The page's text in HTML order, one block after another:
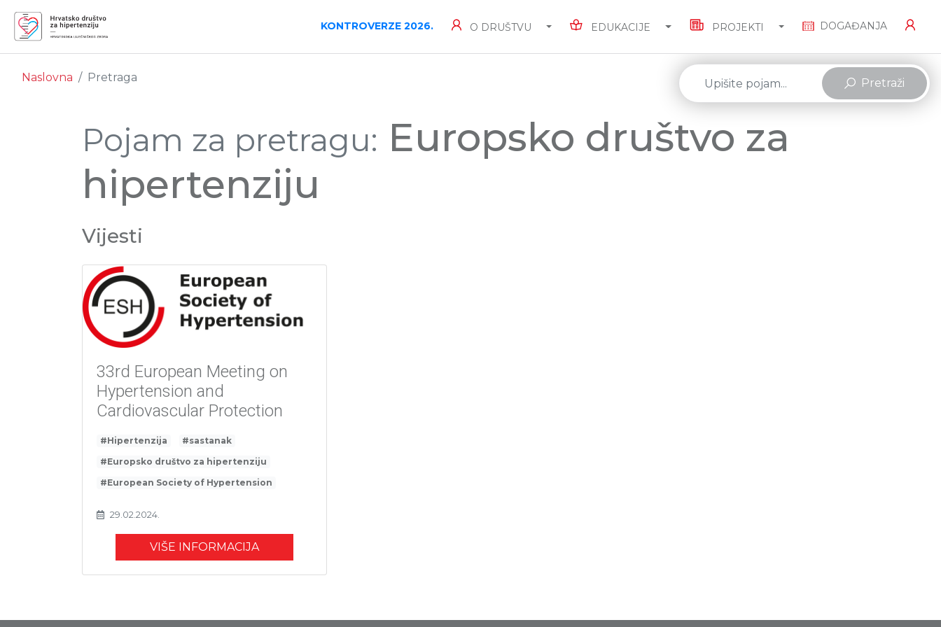
KONTROVERZE 2026. O DRUŠTVU EDUKACIJE PROJEKTI DOGAĐANJA
Naslovna Pretraga Pretraži
Pojam za pretragu: Europsko društvo za
hipertenziju
Vijesti
33rd European Meeting on
Hypertension and
Cardiovascular Protection
#Hipertenzija
#sastanak
#Europsko društvo za hipertenziju
#European Society of Hypertension
29.02.2024.
VIŠE INFORMACIJA